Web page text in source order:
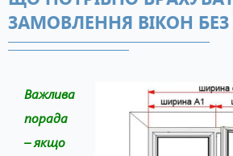
ЗАМОВЛЕННЯ ВІКОН
Важлива
порада
– якщо